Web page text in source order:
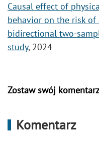
Causal effect of
behavior on the risk of
bidirectional two-
study, 2024
Zostaw swój
Komentarz